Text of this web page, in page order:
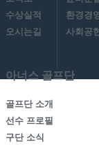
수상실적
오시는길
환경경
사회공
아너스 골프단
골프단 소개
선수 프로필
구단 소식